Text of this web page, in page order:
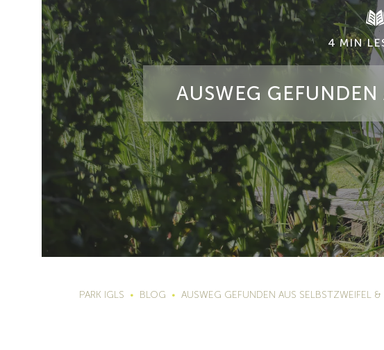
4 MIN
AUSWEG
PARK IGLS BLOG AUSWEG GEFUNDEN AUS SELBSTZWEIFEL